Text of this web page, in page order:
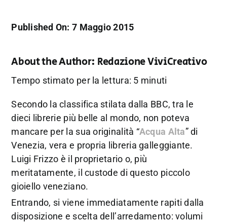
Published On: 7 Maggio 2015
About the Author: Redazione ViviCreativo
Tempo stimato per la lettura: 5 minuti
Secondo la classifica stilata dalla BBC, tra le
dieci librerie più belle al mondo, non poteva
mancare per la sua originalità “Acqua Alta” di
Venezia, vera e propria libreria galleggiante.
Luigi Frizzo è il proprietario o, più
meritatamente, il custode di questo piccolo
gioiello veneziano.
Entrando, si viene immediatamente rapiti dalla
disposizione e scelta dell’arredamento: volumi